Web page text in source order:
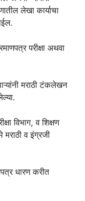
लेखा कार्याचा
परीक्षा अथवा
मराठी टंकलेखन
विभाग, व शिक्षण
मराठी व इंग्रजी
धारण करीत